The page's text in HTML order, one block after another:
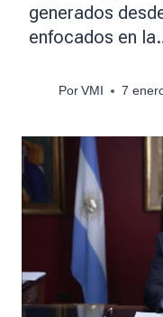
generados
enfocados en
Por VMI 7